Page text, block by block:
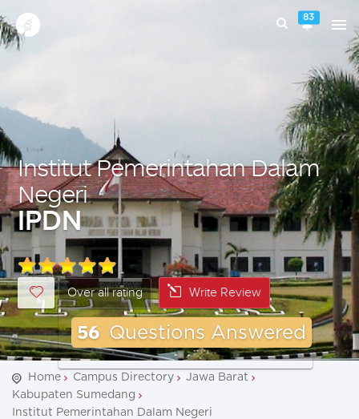
83
Institut Pemerintahan Dalam
Negeri
IPDN
Over all rating Write Review
56 Questions Answered
Home Campus Directory
Jawa Barat
Kabupaten Sumedang
Institut Pemerintahan Dalam Negeri